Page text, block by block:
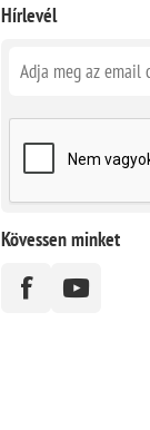
Hírlevél
Kövessen minket